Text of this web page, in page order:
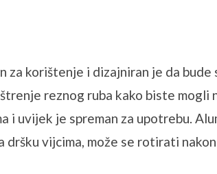
za korištenje i dizajniran je da
reznog ruba kako biste
i uvijek je spreman za upotrebu.
dršku vijcima, može se rotirati